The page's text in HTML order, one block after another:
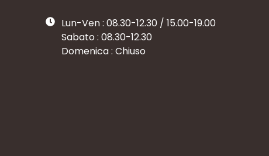
Lun-Ven : 08.30-12.30 / 15.00-19.00
Sabato : 08.30-12.30
Domenica : Chiuso